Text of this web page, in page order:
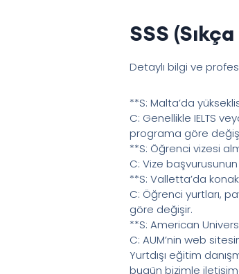
SSS
Detaylı bilgi ve
**S: Malta’da
C: Genellikle IELTS
programa göre
**S: Öğrenci vizesi
C: Vize
**S: Valletta’da
C: Öğrenci yurtları,
göre değişir.
**S: American
C: AUM’nin web
Yurtdışı eğitim
bugün bizimle